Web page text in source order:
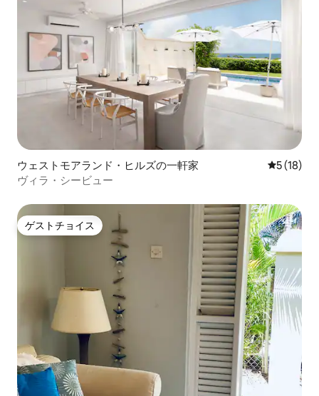
ウェストモアランド・ヒルズの一軒家 レビュー
5 (18)
ヴィラ・シービュー
ゲストチョイス
ゲストチョイス